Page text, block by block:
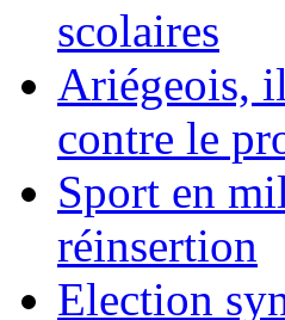
scolaires
Ariégeois,
contre le
Sport en
réinsertion
Election